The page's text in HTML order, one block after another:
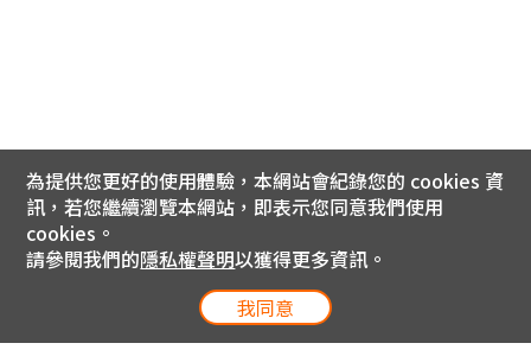
為提供您更好的使用體驗，本網站會紀錄您的 cookies 資
訊，若您繼續瀏覽本網站，即表示您同意我們使用
cookies。
請參閱我們的隱私權聲明以獲得更多資訊。
我同意